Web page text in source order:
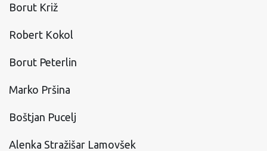
Borut Križ
Robert Kokol
Borut Peterlin
Marko Pršina
Boštjan Pucelj
Alenka Stražišar Lamovšek